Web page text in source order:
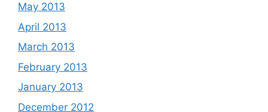
May 2013
April 2013
March 2013
February 2013
January 2013
December 2012